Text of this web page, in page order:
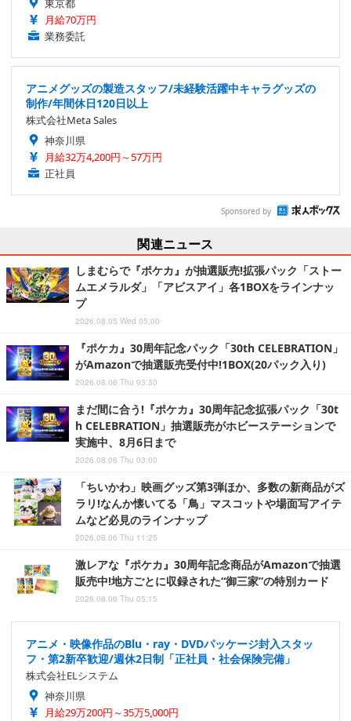
東京都
月給70万円
業務委託
アニメグッズの製造スタッフ/未経験活躍中キャラグッズの
制作/年間休日120日以上
株式会社Meta Sales
神奈川県
月給32万4,200円～57万円
正社員
Sponsored by
関連ニュース
しまむらで『ポケカ』が抽選販売!拡張パック「ストー
ムエメラルダ」「アビスアイ」各1BOXをラインナッ
プ
2026.08.05 Wed 05:00
『ポケカ』30周年記念パック「30th CELEBRATION」
がAmazonで抽選販売受付中!1BOX(20パック入り)
2026.08.06 Thu 03:30
まだ間に合う!『ポケカ』30周年記念拡張パック「30t
h CELEBRATION」抽選販売がホビーステーションで
実施中、8月6日まで
2026.08.06 Thu 03:00
「ちいかわ」映画グッズ第3弾ほか、多数の新商品がズ
ラリ!なんか懐いてる「鳥」マスコットや場面写アイテ
ムなど必見のラインナップ
2026.08.06 Thu 11:25
激レアな『ポケカ』30周年記念商品がAmazonで抽選
販売中!地方ごとに収録された“御三家”の特別カード
2026.08.06 Thu 05:15
アニメ・映像作品のBlu・ray・DVDパッケージ封入スタッ
フ・第2新卒歓迎/週休2日制「正社員・社会保険完備」
株式会社ELシステム
神奈川県
月給29万200円～35万5,000円